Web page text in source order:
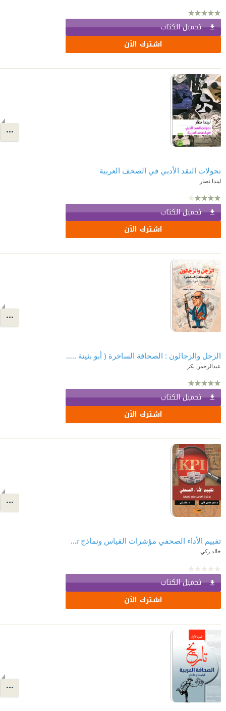
تحميل الكتاب
اشترك الآن
تحولات النقد الأدبي في الصحف العربية
ليندا نصار
تحميل الكتاب
اشترك الآن
الزجل والزجالون : الصحافة الساخرة ( أبو بثينة .. أمير الزجالين )
عبدالرحمن بكر
تحميل الكتاب
اشترك الآن
تقييم الأداء الصحفي مؤشرات القياس ونماذج تطبيقية
خالد زكي
تحميل الكتاب
اشترك الآن